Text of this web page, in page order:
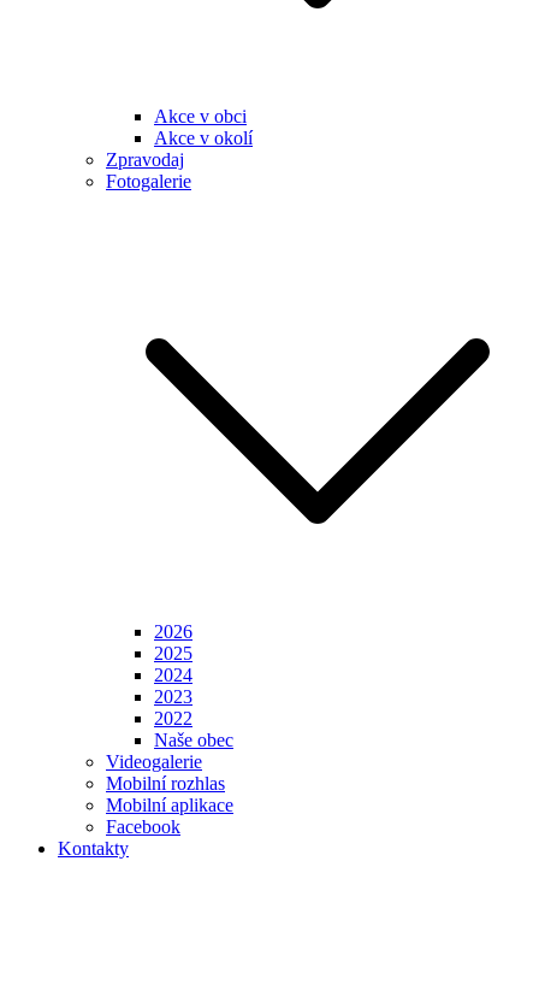
Akce v obci
Akce v okolí
Zpravodaj
Fotogalerie
2026
2025
2024
2023
2022
Naše obec
Videogalerie
Mobilní rozhlas
Mobilní aplikace
Facebook
Kontakty